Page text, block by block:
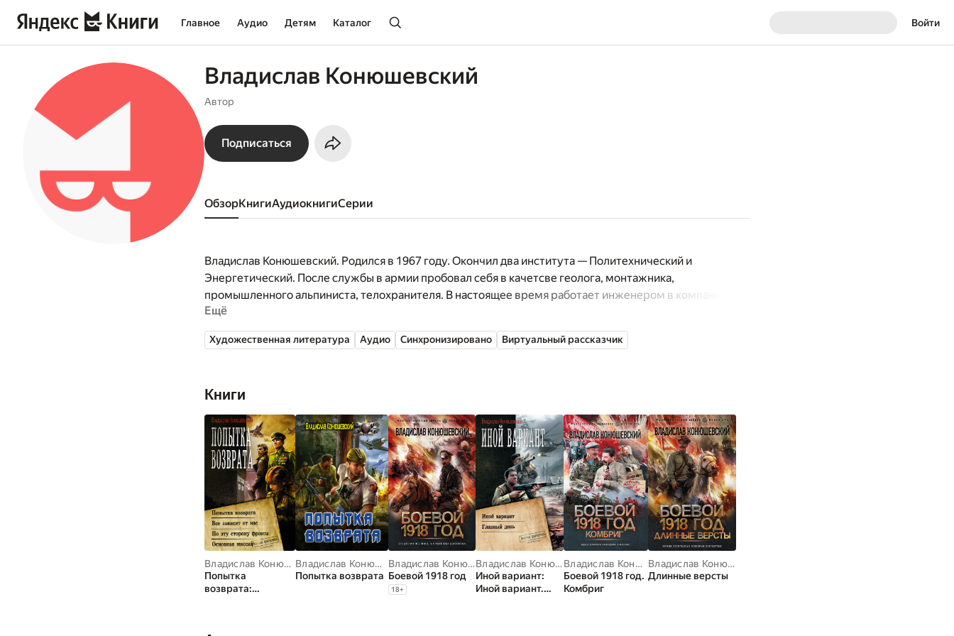
Главное Аудио Детям Каталог Войти
Владислав Конюшевский
Автор
Подписаться
Обзор книги аудиокниги серии
Владислав Конюшевский. Родился в 1967 году. Окончил два института — Политехнический и
Энергетический. После службы в армии пробовал себя в качетсве геолога, монтажника,
промышленного альпиниста, телохранителя. В настоящее время работает инженером в компании
сотовой связи. Увлекается историей, музыкой, туризмом
Ещё
Художественная литература Аудио Синхронизировано Виртуальный рассказчик
Книги
Владислав Конюшевский
Попытка
возврата:
Владислав Конюшевский
Попытка возврата
Владислав Конюшевский
Боевой 1918 год
18+
Владислав Конюшевский
Иной вариант:
Иной вариант.
Владислав Конюшевский
Боевой 1918 год.
Комбриг
Владислав Конюшевский
Длинные версты